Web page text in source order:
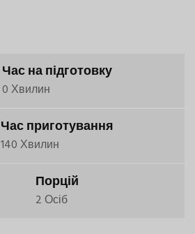
Час на підготовку
0 Хвилин
Час приготування
140 Хвилин
Порцій
2 Осіб